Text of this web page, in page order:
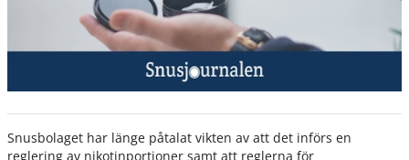
Snusbolaget har länge påtalat vikten av att det införs en
reglering av nikotinportioner samt att reglerna för